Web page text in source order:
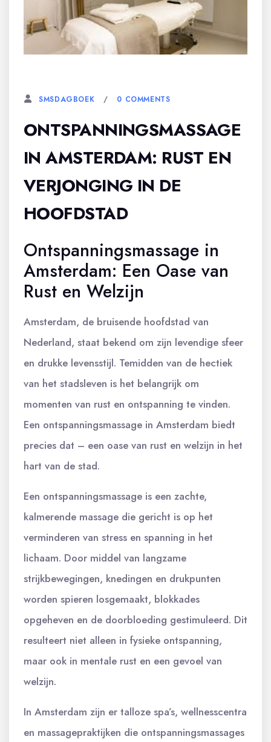
SMSDAGBOEK 0 COMMENTS
ONTSPANNINGSMASSAGE
IN AMSTERDAM: RUST EN
VERJONGING IN DE
HOOFDSTAD
Ontspanningsmassage in
Amsterdam: Een Oase van
Rust en Welzijn
Amsterdam, de bruisende hoofdstad van
Nederland, staat bekend om zijn levendige sfeer
en drukke levensstijl. Temidden van de hectiek
van het stadsleven is het belangrijk om
momenten van rust en ontspanning te vinden.
Een ontspanningsmassage in Amsterdam biedt
precies dat – een oase van rust en welzijn in het
hart van de stad.
Een ontspanningsmassage is een zachte,
kalmerende massage die gericht is op het
verminderen van stress en spanning in het
lichaam. Door middel van langzame
strijkbewegingen, knedingen en drukpunten
worden spieren losgemaakt, blokkades
opgeheven en de doorbloeding gestimuleerd. Dit
resulteert niet alleen in fysieke ontspanning,
maar ook in mentale rust en een gevoel van
welzijn.
In Amsterdam zijn er talloze spa’s, wellnesscentra
en massagepraktijken die ontspanningsmassages